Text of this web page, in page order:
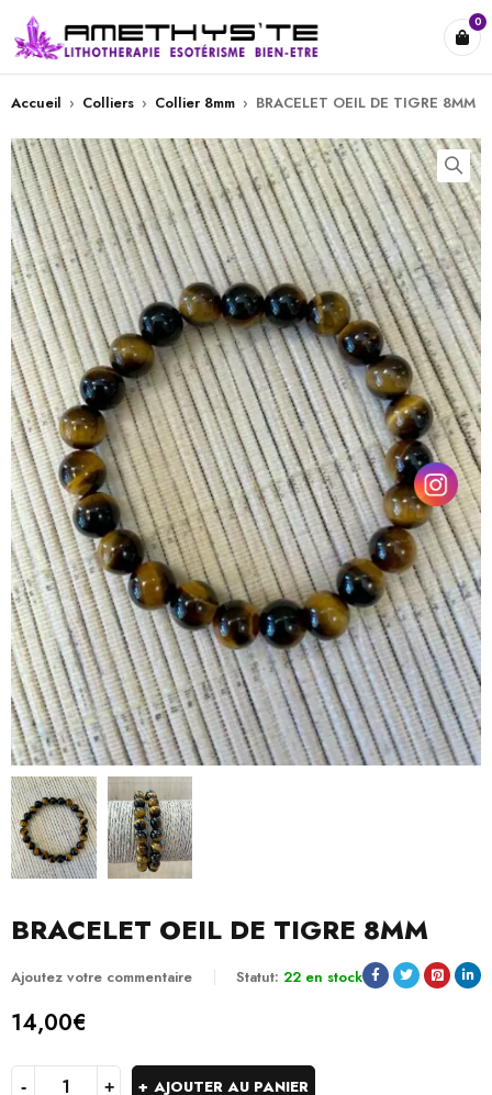
0
Accueil › Colliers › Collier 8mm › BRACELET OEIL DE TIGRE 8MM
BRACELET OEIL DE TIGRE 8MM
Ajoutez votre commentaire Statut: 22 en stock
14,00€
AJOUTER AU PANIER